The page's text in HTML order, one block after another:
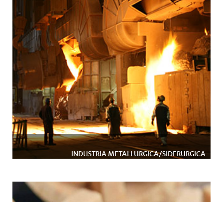
INDUSTRIA METALLURGICA/SIDERURGICA